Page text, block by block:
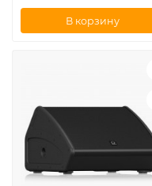
В корзину